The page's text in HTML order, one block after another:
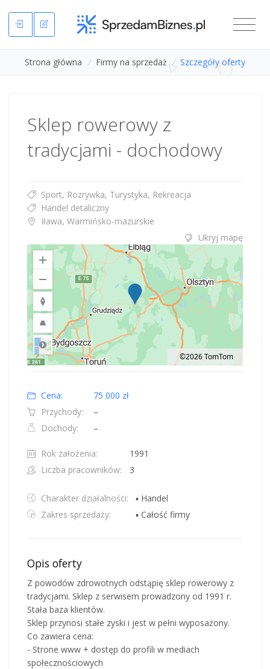
Strona główna / Firmy na sprzedaż / Szczegóły oferty
Sklep rowerowy z
tradycjami - dochodowy
Sport, Rozrywka, Turystyka, Rekreacja
Handel detaliczny
Iława, Warmińsko-mazurskie
Ukryj mapę
Road
©2026 TomTom
Cena:
75 000 zł
Przychody:
–
Dochody:
–
Rok założenia:
1991
Liczba pracowników:
3
Charakter działalności:
▪ Handel
Zakres sprzedaży:
▪ Całość firmy
Opis oferty
Z powodów zdrowotnych odstąpię sklep rowerowy z
tradycjami. Sklep z serwisem prowadzony od 1991 r.
Stała baza klientów.
Sklep przynosi stałe zyski i jest w pełni wyposażony.
Co zawiera cena:
- Strone www + dostęp do profili w mediach
społecznościowych